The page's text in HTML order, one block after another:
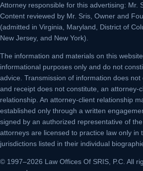
Attorney responsible for this advertising: Mr.
Content reviewed by Mr. Sris, Owner and
(admitted in Virginia, Maryland, District of
New Jersey, and New York).
The information and materials on this
informational purposes only and do not
advice. Transmission of information does not
and receipt does not constitute, an attorney-
relationship. An attorney-client relationship
established only through a written
signed by an authorized representative of
attorneys are licensed to practice law only in
jurisdictions listed in their individual
© 1997–2026 Law Offices Of SRIS, P.C. All